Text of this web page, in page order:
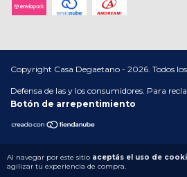
Al navegar por este sitio aceptás el uso de
agilizar tu experiencia de compra.
Copyright Casa Degaetano - 2026. Todos los
Defensa de las y los consumidores. Para
Botón de arrepentimiento